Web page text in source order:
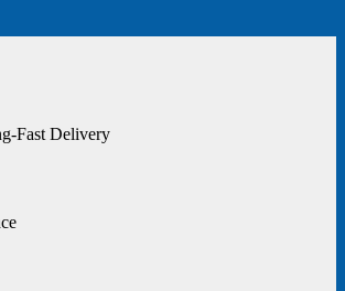
Fast Delivery